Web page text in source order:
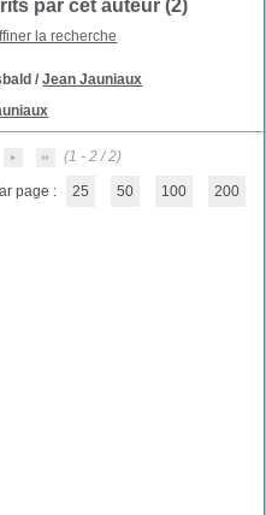
par cet auteur (2)
la recherche
/Jean Jauniaux
(1 - 2 / 2)
page : 25 50 100 200